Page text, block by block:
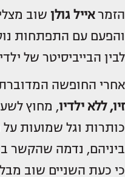
הזמראייל גולן שוב
והפעם עם התפתחות
לבין הבייביסיטר של
אחרי החופשה המדוברת
זיו, ללא ילדיו, מחוץ
כותרות וגל שמועות
ביניהם, נדמה שהקשר
כי כעת השניים שוב